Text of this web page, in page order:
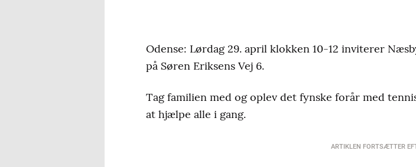
Odense: Lørdag 29. april klokken 10-12 inviterer
på Søren Eriksens Vej 6.
Tag familien med og oplev det fynske forår med
at hjælpe alle i gang.
ARTIKLEN FORTSÆTTER